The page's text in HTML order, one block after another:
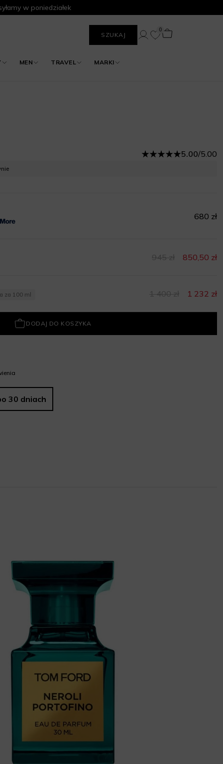
w poniedziałek
SZUKAJ
MEN TRAVEL MARKI
0
5.00/5.00
680 zł
850,50 zł
za 100 ml 1 232 zł
DODAJ DO KOSZYKA
30 dniach